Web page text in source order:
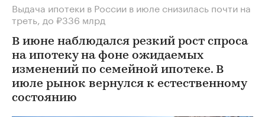
Выдача ипотеки в России в июле снизилась почти на
треть, до ₽336 млрд
В июне наблюдался резкий рост спроса
на ипотеку на фоне ожидаемых
изменений по семейной ипотеке. В
июле рынок вернулся к естественному
состоянию